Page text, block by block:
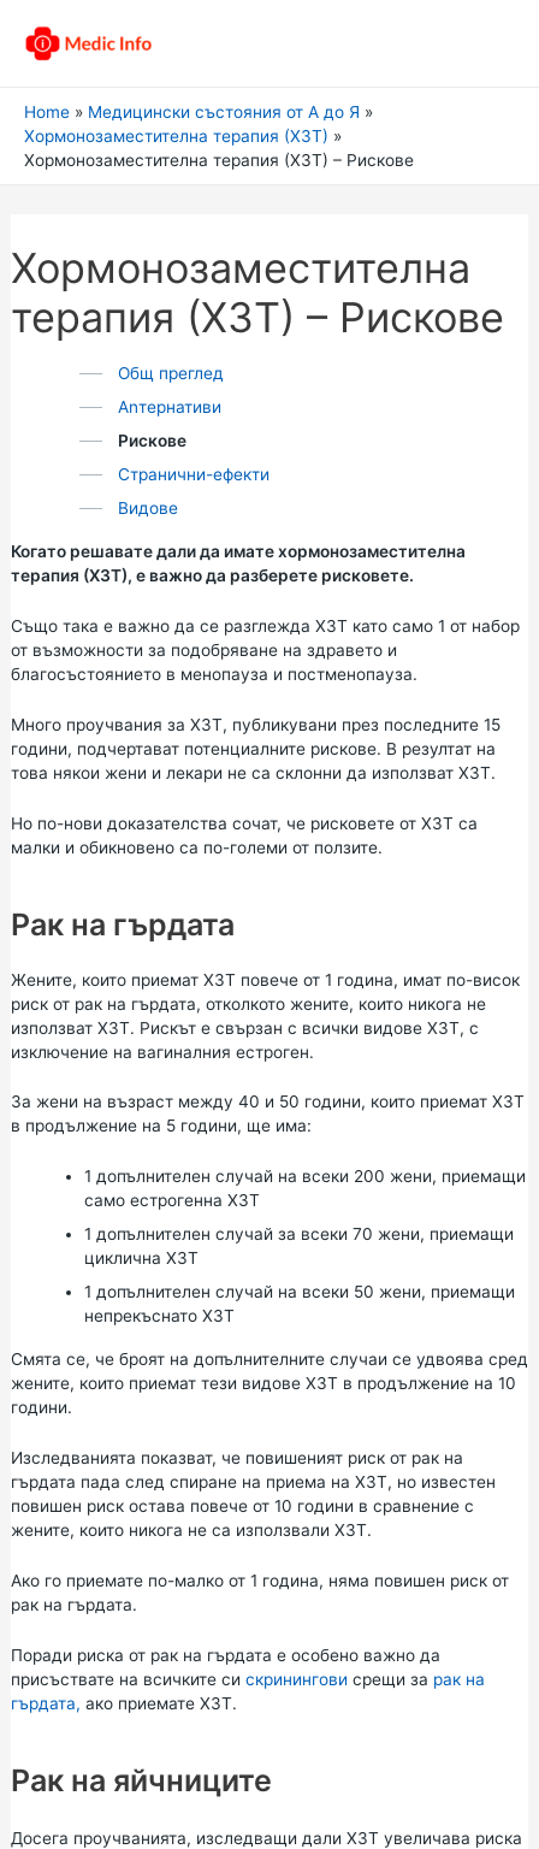
Home
Медицински състояния от А до Я
Хормонозаместителна терапия (ХЗТ)
Хормонозаместителна терапия (ХЗТ) – Рискове
Хормонозаместителна
терапия (ХЗТ) – Рискове
Общ преглед
Аnтернативи
Рискове
Странични-ефекти
Видове
Когато решавате дали да имате хормонозаместителна
терапия (ХЗТ), е важно да разберете рисковете.
Също така е важно да се разглежда ХЗТ като само 1 от набор
от възможности за подобряване на здравето и
благосъстоянието в менопауза и постменопауза.
Много проучвания за ХЗТ, публикувани през последните 15
години, подчертават потенциалните рискове. В резултат на
това някои жени и лекари не са склонни да използват ХЗТ.
Но по-нови доказателства сочат, че рисковете от ХЗТ са
малки и обикновено са по-големи от ползите.
Рак на гърдата
Жените, които приемат ХЗТ повече от 1 година, имат по-висок
риск от рак на гърдата, отколкото жените, които никога не
използват ХЗТ. Рискът е свързан с всички видове ХЗТ, с
изключение на вагиналния естроген.
За жени на възраст между 40 и 50 години, които приемат ХЗТ
в продължение на 5 години, ще има:
1 допълнителен случай на всеки 200 жени, приемащи
само естрогенна ХЗТ
1 допълнителен случай за всеки 70 жени, приемащи
циклична ХЗТ
1 допълнителен случай на всеки 50 жени, приемащи
непрекъснато ХЗТ
Смята се, че броят на допълнителните случаи се удвоява сред
жените, които приемат тези видове ХЗТ в продължение на 10
години.
Изследванията показват, че повишеният риск от рак на
гърдата пада след спиране на приема на ХЗТ, но известен
повишен риск остава повече от 10 години в сравнение с
жените, които никога не са използвали ХЗТ.
Ако го приемате по-малко от 1 година, няма повишен риск от
рак на гърдата.
Поради риска от рак на гърдата е особено важно да
присъствате на всичките си скринингови срещи за рак на
гърдата, ако приемате ХЗТ.
Рак на яйчниците
Досега проучванията, изследващи дали ХЗТ увеличава риска